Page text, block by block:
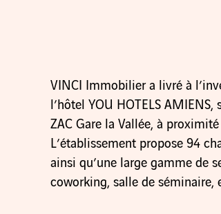
VINCI Immobilier a livré à
l’hôtel YOU HOTELS
ZAC Gare la Vallée, à
L’établissement propose 94
ainsi qu’une large gamme de
coworking, salle de séminaire,